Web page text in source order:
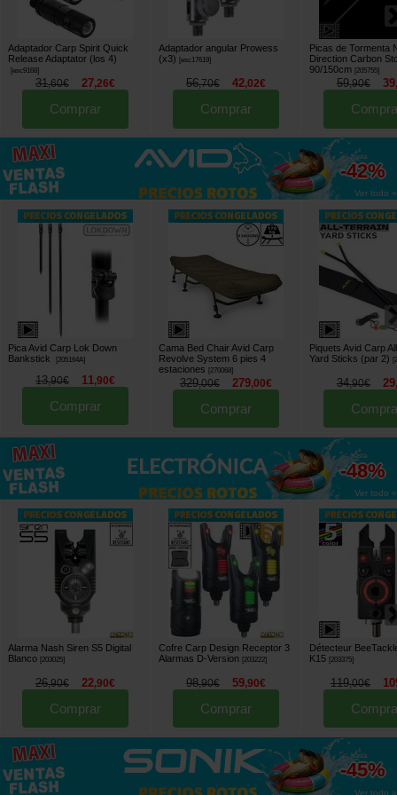
Adaptador Carp Spirit Quick
Release Adaptator (los 4)
[esc9168]
31,60€ 27,26€
Comprar
Adaptador angular Prowess
(x3)
[esc17619]
56,70€ 42,02€
Comprar
Picas de Tormenta
Direction Carbon
90/150cm [205755]
59,90€ 39
hasta
-42%
Ver todo »
Pica Avid Carp Lok Down
Bankstick
[205164A]
13,90€ 11 ,90€
Comprar
Cama Bed Chair Avid Carp
Revolve System 6 pies 4
estaciones
[270068]
329,00€ 279,00€
Comprar
Piquets Avid Carp
Yard Sticks (par 2)
[
34,90€ 29
hasta
-48%
Ver todo »
Alarma Nash Siren S5 Digital
Blanco [203025]
26,90€ 22,90€
Comprar
Cofre Carp Design Receptor 3
Alarmas D-Version [203222]
98,90€ 59,90€
Comprar
Détecteur
K15 [203375]
119,00€
hasta
-45%
Ver todo »